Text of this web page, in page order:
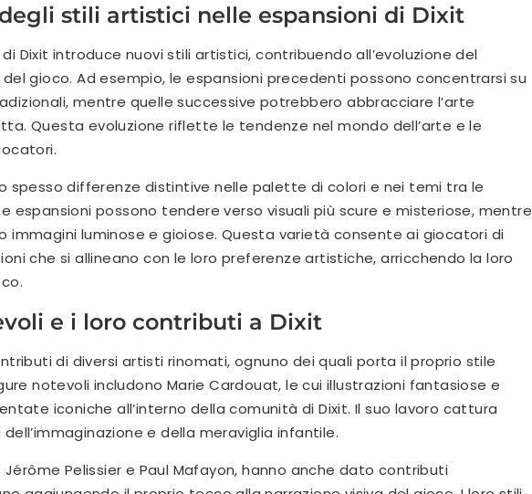
stili artistici nelle espansioni di Dixit
Dixit introduce nuovi stili artistici, contribuendo all’evoluzione del
gioco. Ad esempio, le espansioni precedenti possono concentrarsi su
mentre quelle successive potrebbero abbracciare l’arte
Questa evoluzione riflette le tendenze nel mondo dell’arte e le
spesso differenze distintive nelle palette di colori e nei temi tra le
espansioni possono tendere verso visuali più scure e misteriose, mentre
immagini luminose e gioiose. Questa varietà consente ai giocatori di
che si allineano con le loro preferenze artistiche, arricchendo la loro
e i loro contributi a Dixit
di diversi artisti rinomati, ognuno dei quali porta il proprio stile
notevoli includono Marie Cardouat, le cui illustrazioni fantasiose e
iconiche all’interno della comunità di Dixit. Il suo lavoro cattura
dell’immaginazione e della meraviglia infantile.
Pelissier e Paul Mafayon, hanno anche dato contributi